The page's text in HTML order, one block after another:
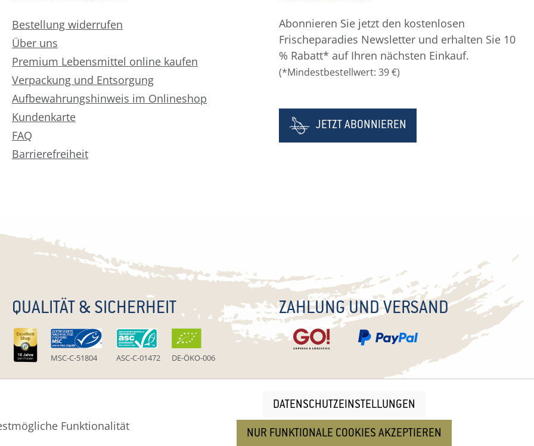
Bestellung widerrufen
Über uns
Premium Lebensmittel online kaufen
Verpackung und Entsorgung
Aufbewahrungshinweis im Onlineshop
Kundenkarte
FAQ
Barrierefreiheit
Abonnieren Sie jetzt den kostenlosen
Frischeparadies Newsletter und erhalten Sie 10
% Rabatt* auf Ihren nächsten Einkauf.
(*Mindestbestellwert: 39 €)
JETZT ABONNIEREN
QUALITÄT & SICHERHEIT
MSC-C-51804 ASC-C-01472 DE-ÖKO-006
ZAHLUNG UND VERSAND
Widerruf Widerrufsformular Versand Cookie Einstellungen
Funktionalität
DATENSCHUTZEINSTELLUNGEN
NUR FUNKTIONALE COOKIES AKZEPTIEREN